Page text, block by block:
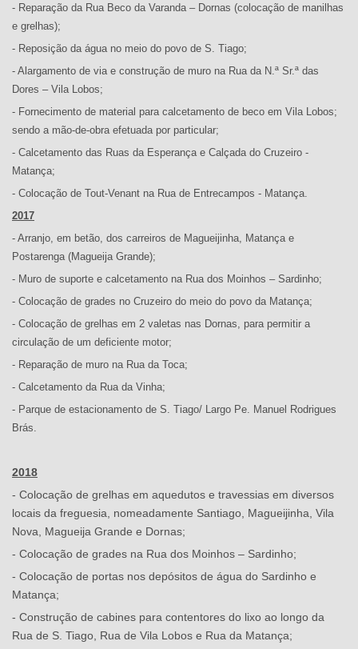
- Reparação da Rua Beco da Varanda – Dornas (colocação de manilhas
e grelhas);
- Reposição da água no meio do povo de S. Tiago;
- Alargamento de via e construção de muro na Rua da N.ª Sr.ª das
Dores – Vila Lobos;
- Fornecimento de material para calcetamento de beco em Vila Lobos;
sendo a mão-de-obra efetuada por particular;
- Calcetamento das Ruas da Esperança e Calçada do Cruzeiro -
Matança;
- Colocação de Tout-Venant na Rua de Entrecampos - Matança.
2017
- Arranjo, em betão, dos carreiros de Magueijinha, Matança e
Postarenga (Magueija Grande);
- Muro de suporte e calcetamento na Rua dos Moinhos – Sardinho;
- Colocação de grades no Cruzeiro do meio do povo da Matança;
- Colocação de grelhas em 2 valetas nas Dornas, para permitir a
circulação de um deficiente motor;
- Reparação de muro na Rua da Toca;
- Calcetamento da Rua da Vinha;
- Parque de estacionamento de S. Tiago/ Largo Pe. Manuel Rodrigues
Brás.
2018
- Colocação de grelhas em aquedutos e travessias em diversos
locais da freguesia, nomeadamente Santiago, Magueijinha, Vila
Nova, Magueija Grande e Dornas;
- Colocação de grades na Rua dos Moinhos – Sardinho;
- Colocação de portas nos depósitos de água do Sardinho e
Matança;
- Construção de cabines para contentores do lixo ao longo da
Rua de S. Tiago, Rua de Vila Lobos e Rua da Matança;